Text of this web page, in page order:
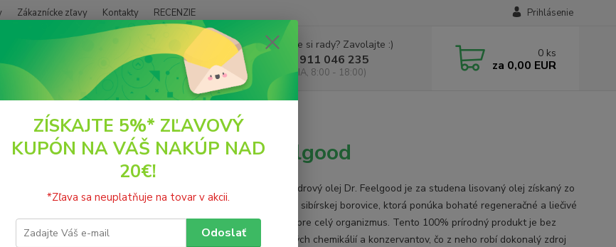
Zákaznícke zľavy Kontakty RECENZIE Prihlásenie
Hľadať
Neviete si rady? Zavolajte :)
+421 911 046 235
(PO - PIA, 8:00 - 18:00)
0 ks
za 0,00 EUR
Zdravé tuky Cédrový olej BIO RAW 100ml Dr.Feelgood
olej BIO RAW 100ml Dr.Feelgood
BIO Cédrový olej Dr. Feelgood je za studena lisovaný olej získaný zo
semien sibírskej borovice, ktorá ponúka bohaté regeneračné a liečivé
účinky pre celý organizmus. Tento 100% prírodný produkt je bez
pridaných chemikálií a konzervantov, čo z neho robí dokonalý zdroj
ZÍSKAJTE 5%* ZĽAVOVÝ
KUPÓN NA VÁŠ NAKÚP NAD
20€!
*Zľava sa neuplatňuje na tovar v akcii.
Odoslať